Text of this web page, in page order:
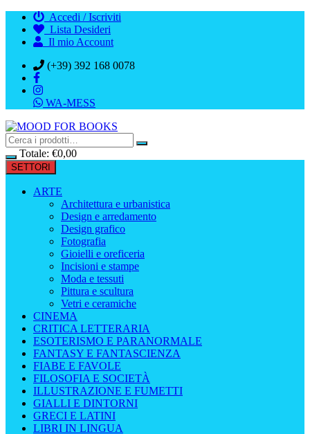
contenuto
Accedi / Iscriviti
Lista Desideri
Il mio Account
(+39) 392 168 0078
WA-MESS
Totale: €0,00
SETTORI
ARTE
Architettura e urbanistica
Design e arredamento
Design grafico
Fotografia
Gioielli e oreficeria
Incisioni e stampe
Moda e tessuti
Pittura e scultura
Vetri e ceramiche
CINEMA
CRITICA LETTERARIA
ESOTERISMO E PARANORMALE
FANTASY E FANTASCIENZA
FIABE E FAVOLE
FILOSOFIA E SOCIETÀ
ILLUSTRAZIONE E FUMETTI
GIALLI E DINTORNI
GRECI E LATINI
LIBRI IN LINGUA